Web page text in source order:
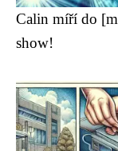
Calin míří do
show!